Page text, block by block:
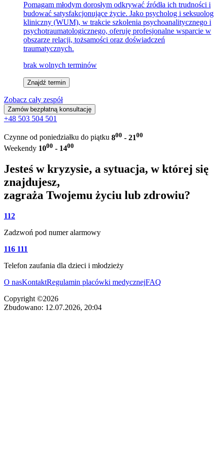
Pomagam młodym dorosłym odkrywać źródła ich trudności i
budować satysfakcjonujące życie. Jako psycholog i seksuolog
kliniczny (WUM), w trakcie szkolenia psychoanalitycznego i
psychotraumatologicznego, oferuję profesjonalne wsparcie w
obszarze relacji, tożsamości oraz doświadczeń
traumatycznych.
brak wolnych terminów
Znajdź termin
Zobacz cały zespół
Zamów bezpłatną konsultację
+48 503 504 501
Czynne od poniedziałku do piątku 800 - 2100
Weekendy 1000 - 1400
Jesteś w kryzysie, a sytuacja, w której się
znajdujesz,
zagraża Twojemu życiu lub zdrowiu?
112
Zadzwoń pod numer alarmowy
116 111
Telefon zaufania dla dzieci i młodzieży
O nasKontaktRegulamin placówki medycznejFAQ
Copyright ©2026
Zbudowano: 12.07.2026, 20:04